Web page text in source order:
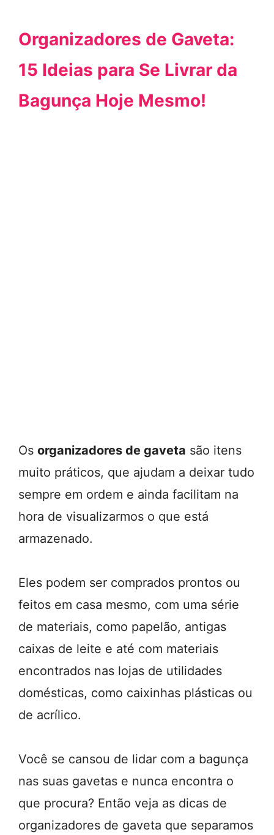
Organizadores de Gaveta:
15 Ideias para Se Livrar da
Bagunça Hoje Mesmo!
Os organizadores de gaveta são itens
muito práticos, que ajudam a deixar tudo
sempre em ordem e ainda facilitam na
hora de visualizarmos o que está
armazenado.
Eles podem ser comprados prontos ou
feitos em casa mesmo, com uma série
de materiais, como papelão, antigas
caixas de leite e até com materiais
encontrados nas lojas de utilidades
domésticas, como caixinhas plásticas ou
de acrílico.
Você se cansou de lidar com a bagunça
nas suas gavetas e nunca encontra o
que procura? Então veja as dicas de
organizadores de gaveta que separamos